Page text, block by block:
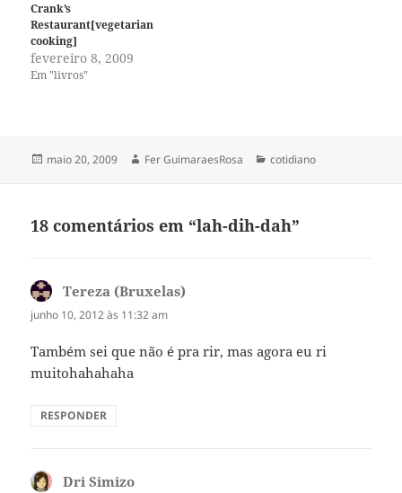
Crank’s
Restaurant[vegetarian
cooking]
fevereiro 8, 2009
Em "livros"
Publicado
maio 20, 2009 Autor
Fer GuimaraesRosa Categorias
cotidiano
18 comentários em “lah-dih-dah”
Tereza (Bruxelas)
junho 10, 2012 às 11:32 am
Também sei que não é pra rir, mas agora eu ri
muitohahahaha
RESPONDER
Dri Simizo